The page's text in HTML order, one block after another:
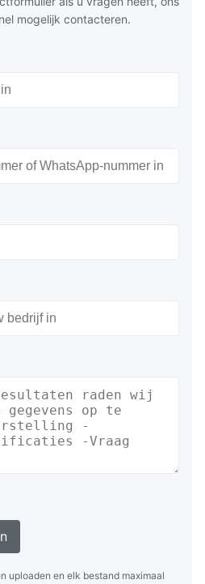
mogelijk contacteren.
uploaden en elk bestand maximaal